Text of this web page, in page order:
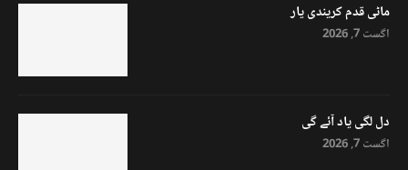
ماٹی قدم کریندی یار
اگست 7, 2026
دل لگی یاد آئے گی
اگست 7, 2026